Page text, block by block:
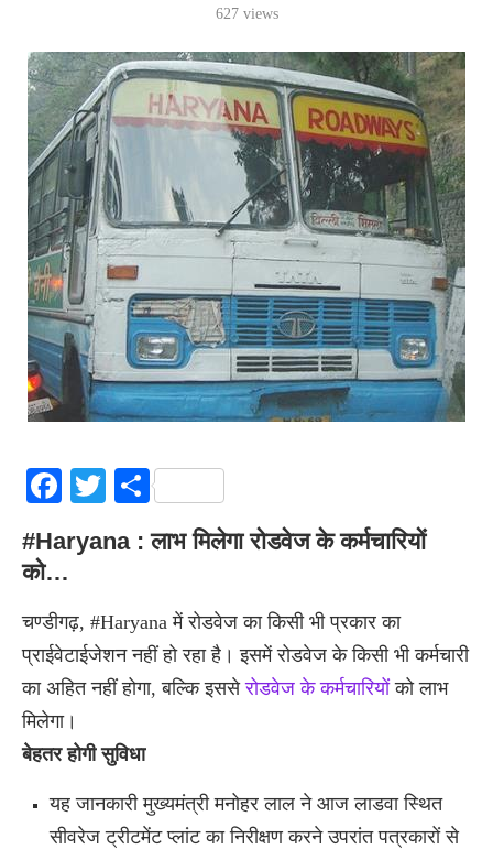
627views
Facebook
Twitter
Share
#Haryana : लाभ मिलेगा रोडवेज के कर्मचारियों
को…
चण्डीगढ़, #Haryana में रोडवेज का किसी भी प्रकार का
प्राईवेटाईजेशन नहीं हो रहा है। इसमें रोडवेज के किसी भी कर्मचारी
का अहित नहीं होगा, बल्कि इससेरोडवेज के कर्मचारियोंको लाभ
मिलेगा।
बेहतर होगी सुविधा
यह जानकारी मुख्यमंत्री मनोहर लाल ने आज लाडवा स्थित
सीवरेज ट्रीटमेंट प्लांट का निरीक्षण करने उपरांत पत्रकारों से